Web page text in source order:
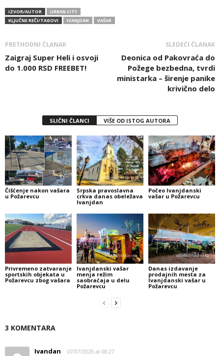
IZVOR/AUTOR
URBAN CITY
KLJUČNE REČI/TAGOVI
IVANJDAN VAŠAR
PRETHODNI ČLANAK
Zaigraj Super Heli i osvoji
do 1.000 RSD FREEBET!
SLEDEĆI ČLANAK
Deonica od Pakovraća do
Požege bezbedna, tvrdi
ministarka – širenje panike
krivično delo
SLIČNI ČLANCI VIŠE OD ISTOG AUTORA
Čišćenje nakon vašara
u Požarevcu
Srpska pravoslavna
crkva danas obeležava
Ivanjdan
Počeo Ivanjdanski
vašar u Požarevcu
Privremeno zatvaranje
sportskih objekata u
Požarevcu zbog vašara
Ivanjdanski vašar
menja režim
saobraćaja u delu
Požarevcu
Danas izdavanje
prodajnih mesta za
Ivanjdanski vašar u
Požarevcu
3 KOMENTARA
Ivandan 07/07/2025 at 08:27